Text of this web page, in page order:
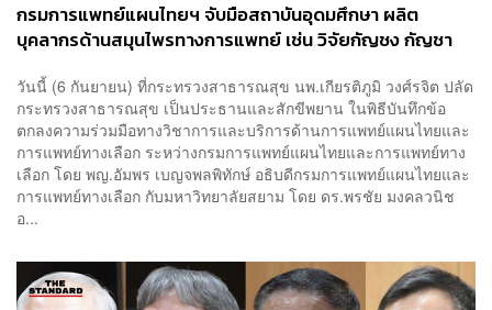
กรมการแพทย์แผนไทยฯ จับมือสถาบันอุดมศึกษา ผลิต
บุคลากรด้านสมุนไพรทางการแพทย์ เช่น วิจัยกัญชง กัญชา
วันนี้ (6 กันยายน) ที่กระทรวงสาธารณสุข นพ.เกียรติภูมิ วงศ์รจิต ปลัด
กระทรวงสาธารณสุข เป็นประธานและสักขีพยาน ในพิธีบันทึกข้อ
ตกลงความร่วมมือทางวิชาการและบริการด้านการแพทย์แผนไทยและ
การแพทย์ทางเลือก ระหว่างกรมการแพทย์แผนไทยและการแพทย์ทาง
เลือก โดย พญ.อัมพร เบญจพลพิทักษ์ อธิบดีกรมการแพทย์แผนไทยและ
การแพทย์ทางเลือก กับมหาวิทยาลัยสยาม โดย ดร.พรชัย มงคลวนิช
อ...